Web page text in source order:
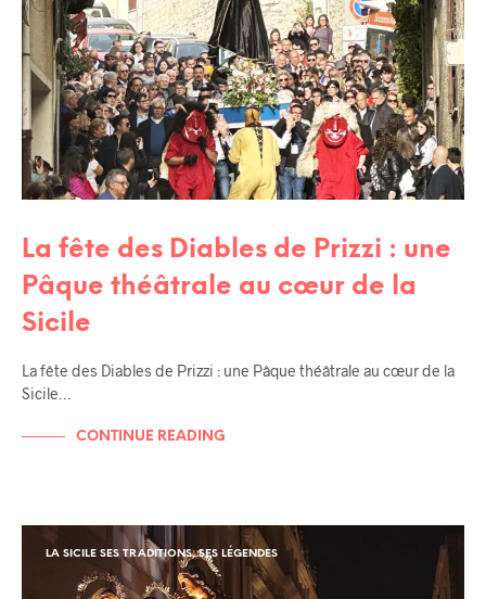
La fête des Diables de Prizzi : une
Pâque théâtrale au cœur de la
Sicile
La fête des Diables de Prizzi : une Pâque théâtrale au cœur de la
Sicile…
CONTINUE READING
LA SICILE SES TRADITIONS, SES LÉGENDES